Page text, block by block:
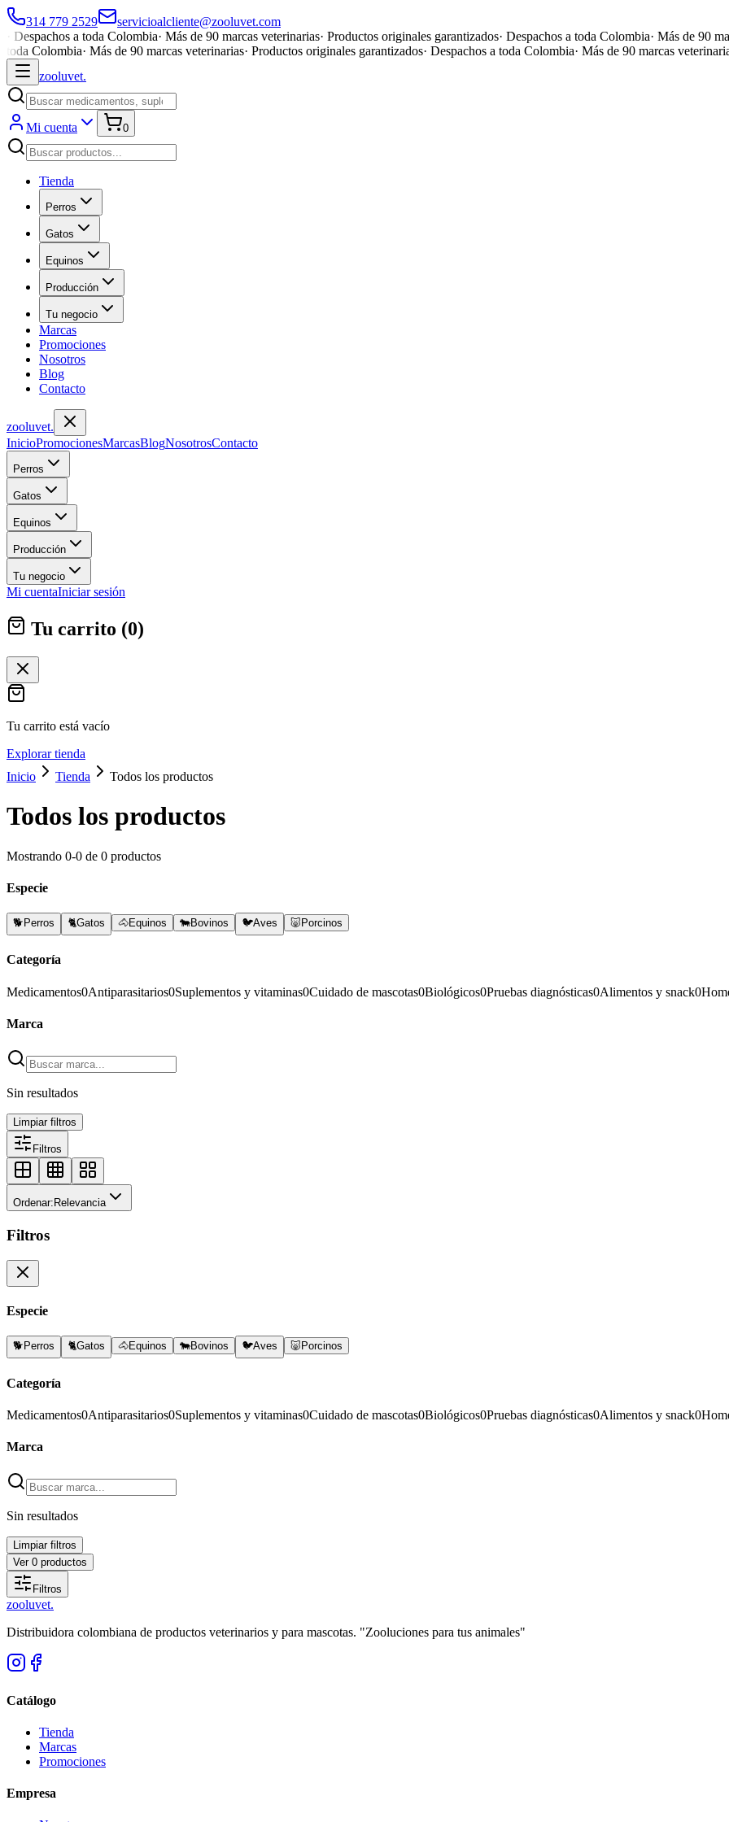
314 779 2529
servicioalcliente@zooluvet.com
Despachos a toda Colombia· Más de 90 marcas veterinarias· Productos originales garantizados· Despachos a toda Colombia· Más de 90
toda Colombia· Más de 90 marcas veterinarias· Productos originales garantizados· Despachos a toda Colombia· Más de 90 marcas
zooluvet.
Mi cuenta 0
Tienda
Perros
Gatos
Equinos
Producción
Tu negocio
Marcas
Promociones
Nosotros
Blog
Contacto
zooluvet.
InicioPromocionesMarcasBlogNosotrosContacto
Perros
Gatos
Equinos
Producción
Tu negocio
Mi cuentaIniciar sesión
Tu carrito (0)
Tu carrito está vacío
Explorar tienda
Inicio
Tienda Todos los productos
Todos los productos
Mostrando 0-0 de 0 productos
Especie
🐕 Perros 🐈Gatos 🐴Equinos 🐄Bovinos 🐦Aves 🐷 Porcinos
Categoría
Medicamentos0Antiparasitarios0Suplementos y vitaminas0Cuidado de mascotas0Biológicos0Pruebas diagnósticas0Alimentos y snack0
Marca
Sin resultados
Limpiar filtros
Filtros
Ordenar: Relevancia
Filtros
Especie
🐕 Perros 🐈Gatos 🐴Equinos 🐄Bovinos 🐦Aves 🐷 Porcinos
Categoría
Medicamentos0Antiparasitarios0Suplementos y vitaminas0Cuidado de mascotas0Biológicos0Pruebas diagnósticas0Alimentos y snack0
Marca
Sin resultados
Limpiar filtros
Ver 0 productos
Filtros
zooluvet.
Distribuidora colombiana de productos veterinarios y para mascotas. "Zooluciones para tus animales"
Catálogo
Tienda
Marcas
Promociones
Empresa